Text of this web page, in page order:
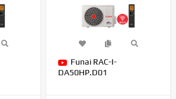
Funai RAC-I-
DA50HP.D01